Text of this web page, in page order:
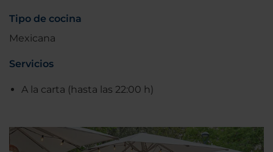
Tipo de cocina
Mexicana
Servicios
A la carta (hasta las 22:00 h)